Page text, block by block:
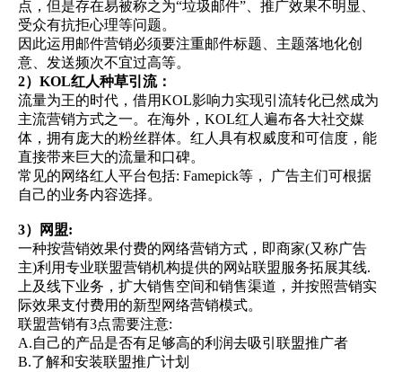
点，但是存在易被称之为“垃圾邮件”、推广效果不明显、
受众有抗拒心理等问题。
因此运用邮件营销必须要注重邮件标题、主题落地化创
意、发送频次不宜过高等。
2）KOL红人种草引流：
流量为王的时代，借用KOL影响力实现引流转化已然成为
主流营销方式之一。在海外，KOL红人遍布各大社交媒
体，拥有庞大的粉丝群体。红人具有权威度和可信度，能
直接带来巨大的流量和口碑。
常见的网络红人平台包括: Famepick等， 广告主们可根据
自己的业务内容选择。
3）网盟:
一种按营销效果付费的网络营销方式，即商家(又称广告
主)利用专业联盟营销机构提供的网站联盟服务拓展其线.
上及线下业务，扩大销售空间和销售渠道，并按照营销实
际效果支付费用的新型网络营销模式。
联盟营销有3点需要注意:
A.自己的产品是否有足够高的利润去吸引联盟推广者
B.了解和安装联盟推广计划